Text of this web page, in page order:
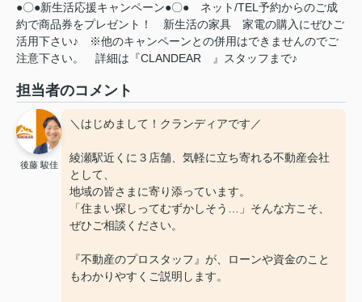
●〇●新生活応援キャンペーン●〇●
ネット/TEL予約からのご成
約で商品券をプレゼント！
新生活の家具
家電の購入にぜひご
活用下さい♪
※他のキャンペーンとの併用はできませんのでご
注意下さい。
詳細は『CLANDEAR 』スタッフまで♪
担当者のコメント
後藤 駿佳
＼はじめまして！クランディアです／
綾瀬駅近くに３店舗、気軽に立ち寄れる不動産会社
として、
地域の皆さまに寄り添っています。
「住まい探しってむずかしそう…」そんな方こそ、
ぜひご相談ください。
『不動産のプロスタッフ』が、ローンや資金のこと
もわかりやすくご説明します。